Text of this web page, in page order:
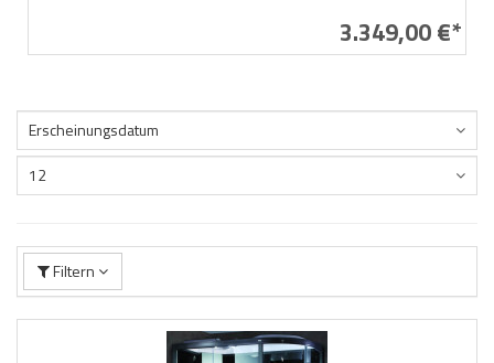
3.349,00 €*
Erscheinungsdatum
12
Filtern